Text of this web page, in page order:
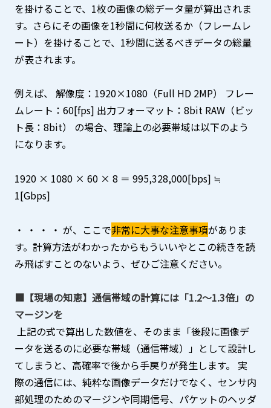
を掛けることで、1枚の画像の総データ量が算出されま
す。さらにその画像を1秒間に何枚送るか（フレームレ
ート）を掛けることで、1秒間に送るべきデータの総量
が表されます。
例えば、 解像度：1920×1080（Full HD 2MP） フレー
ムレート：60[fps] 出力フォーマット：8bit RAW（ビッ
ト長：8bit） の場合、理論上の必要帯域は以下のよう
になります。
1920 × 1080 × 60 × 8 ＝ 995,328,000[bps] ≒
1[Gbps]
・ ・ ・ ・ が、ここで非常に大事な注意事項がありま
す。計算方法がわかったからもういいやと この続きを読
み飛ばすことのないよう、ぜひご注意ください。
■【現場の知恵】通信帯域の計算には「1.2〜1.3倍」の
マージンを
上記の式で算出した数値を、そのまま「後段に画像デ
ータを送るのに必要な帯域（通信帯域）」として設計し
てしまうと、高確率で後から手戻りが発生します。 実
際の通信には、純粋な画像データだけでなく、センサ内
部処理のためのマージンや同期信号、パケットのヘッダ